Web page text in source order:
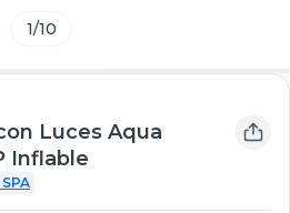
1/10
Luces Aqua
Inflable